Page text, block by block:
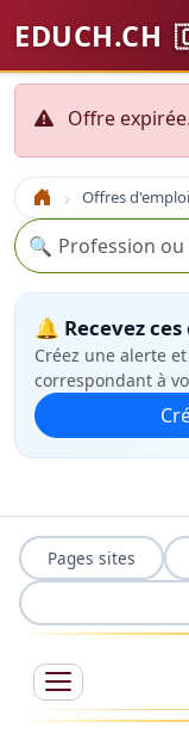
EDUCH.CH
Offre expirée.
Accueil Offres d'emploi
Recherche
🔍
🔔 Recevez
Créez une alerte
correspondant à
Pages sites